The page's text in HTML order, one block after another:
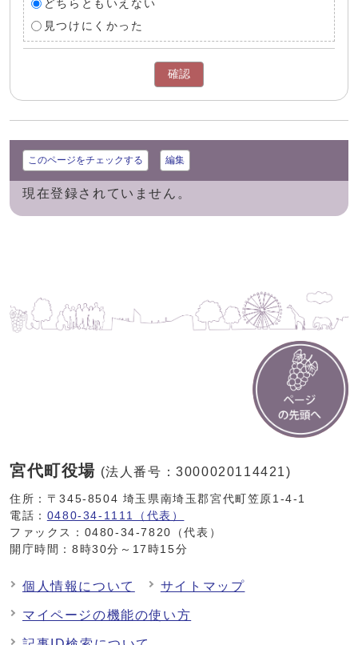
どちらともいえない
見つけにくかった
確認
このページをチェックする 編集
現在登録されていません。
宮代町役場 (法人番号：3000020114421)
住所：〒345-8504 埼玉県南埼玉郡宮代町笠原1-4-1
電話： 0480-34-1111（代表）
ファックス：0480-34-7820（代表）
開庁時間：8時30分～17時15分
個人情報について サイトマップ
マイページの機能の使い方